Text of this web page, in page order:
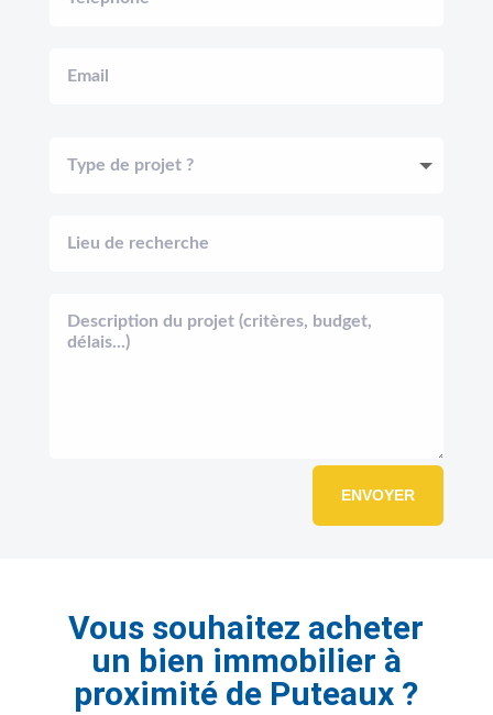
ENVOYER
Vous souhaitez acheter
un bien immobilier à
proximité de Puteaux ?